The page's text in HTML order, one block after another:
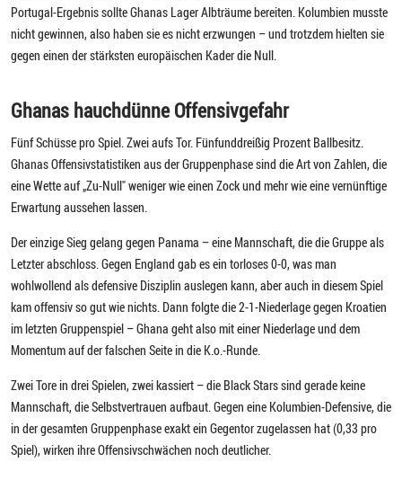
Portugal-Ergebnis sollte Ghanas Lager Albträume bereiten. Kolumbien musste
nicht gewinnen, also haben sie es nicht erzwungen – und trotzdem hielten sie
gegen einen der stärksten europäischen Kader die Null.
Ghanas hauchdünne Offensivgefahr
Fünf Schüsse pro Spiel. Zwei aufs Tor. Fünfunddreißig Prozent Ballbesitz.
Ghanas Offensivstatistiken aus der Gruppenphase sind die Art von Zahlen, die
eine Wette auf „Zu-Null" weniger wie einen Zock und mehr wie eine vernünftige
Erwartung aussehen lassen.
Der einzige Sieg gelang gegen Panama – eine Mannschaft, die die Gruppe als
Letzter abschloss. Gegen England gab es ein torloses 0-0, was man
wohlwollend als defensive Disziplin auslegen kann, aber auch in diesem Spiel
kam offensiv so gut wie nichts. Dann folgte die 2-1-Niederlage gegen Kroatien
im letzten Gruppenspiel – Ghana geht also mit einer Niederlage und dem
Momentum auf der falschen Seite in die K.o.-Runde.
Zwei Tore in drei Spielen, zwei kassiert – die Black Stars sind gerade keine
Mannschaft, die Selbstvertrauen aufbaut. Gegen eine Kolumbien-Defensive, die
in der gesamten Gruppenphase exakt ein Gegentor zugelassen hat (0,33 pro
Spiel), wirken ihre Offensivschwächen noch deutlicher.